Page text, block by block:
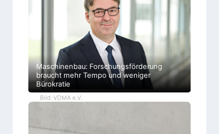
Maschinenbau: Forschungsförderung
braucht mehr Tempo und weniger
Bürokratie
Bild: VDMA e.V.